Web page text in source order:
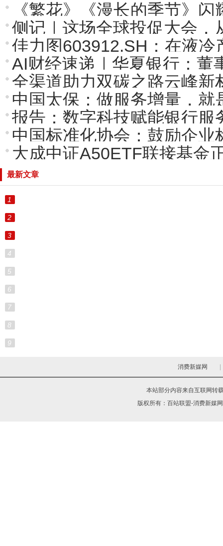
《繁花》《漫长的季节》
侧记｜这场全球投促大会，
佳力图603912.SH：在液冷
AI财经速递｜华夏银行：董
全渠道助力双碳之路云峰新
中国太保：做服务增量，就
报告：数字科技赋能银行服
中国标准化协会：鼓励企业
大成中证A50ETF联接基金
最新文章
1
2
3
4
5
6
7
8
9
消费新媒网
本站部分内容来自互联网转
版权所有： 百站联盟-消费新媒网